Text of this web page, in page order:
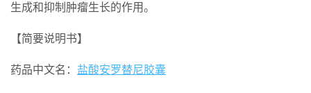
生成和抑制肿瘤生长的作用。
【简要说明书】
药品中文名： 盐酸安罗替尼胶囊